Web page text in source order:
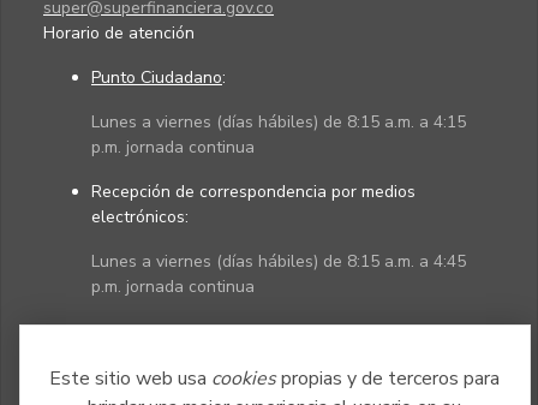
Este sitio web usa cookiespropias y de terceros para
super@superfinanciera.gov.co
Horario de atención
Punto Ciudadano:
Lunes a viernes (días hábiles) de 8:15 a.m. a 4:15
p.m. jornada continua
Recepción de correspondencia por medios
electrónicos:
Lunes a viernes (días hábiles) de 8:15 a.m. a 4:45
p.m. jornada continua